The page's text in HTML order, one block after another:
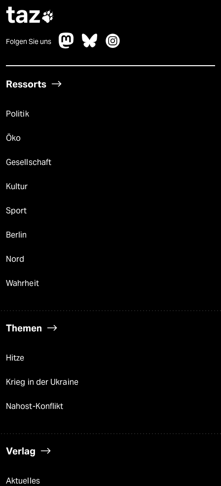
taz
Folgen Sie uns
Ressorts
Politik
Öko
Gesellschaft
Kultur
Sport
Berlin
Nord
Wahrheit
Themen
Hitze
Krieg in der Ukraine
Nahost-Konflikt
Verlag
Aktuelles